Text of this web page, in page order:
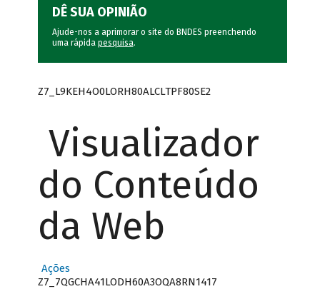
DÊ SUA OPINIÃO
Ajude-nos a aprimorar o site do BNDES preenchendo
uma rápida pesquisa.
Z7_L9KEH4O0LORH80ALCLTPF80SE2
Visualizador
do Conteúdo
da Web
Ações
Z7_7QGCHA41LODH60A3OQA8RN1417